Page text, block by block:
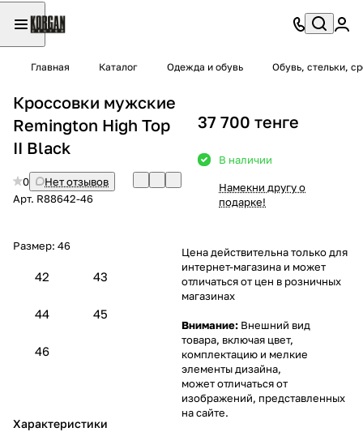
Главная Каталог Одежда и обувь Обувь, стельки,
Кроссовки мужские
Remington High Top
II Black
0
Нет отзывов
Арт. R88642-46
Размер: 46
42 43
44 45
46
Характеристики
37 700 тенге
В наличии
Намекни другу о
подарке!
Цена действительна только для
интернет-магазина и может
отличаться от цен в розничных
магазинах
Внимание: Внешний вид
товара, включая цвет,
комплектацию и мелкие
элементы дизайна,
может отличаться от
изображений, представленных
на сайте.